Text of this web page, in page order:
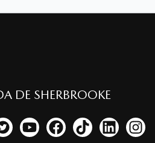
DE SHERBROOKE
Lien vers notre compte Twitter
Lien vers notre chaîne
Lien vers notre page
Lien vers notre
Lien vers
Lien